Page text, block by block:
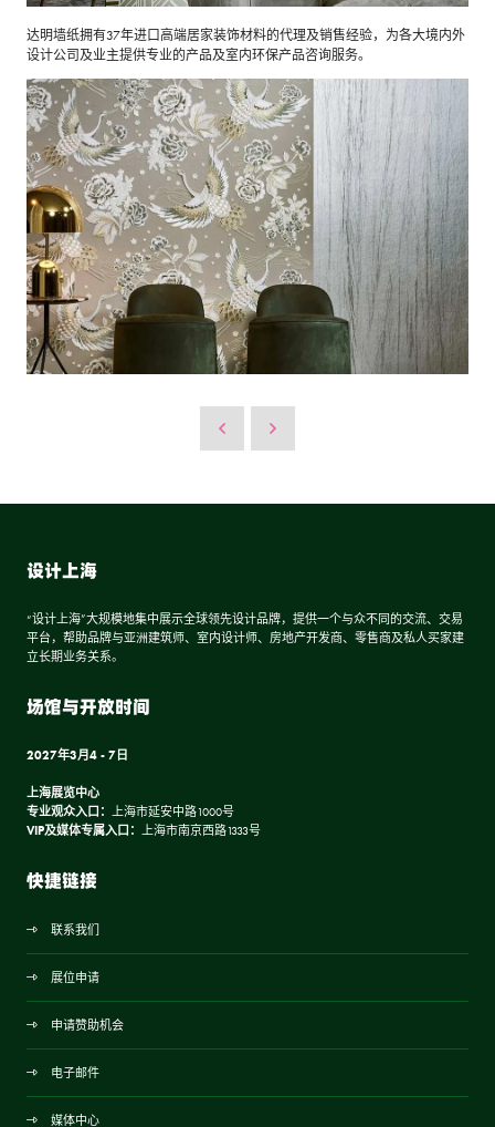
达明墙纸拥有37年进口高端居家装饰材料的代理及销售经验，为各大境内外
设计公司及业主提供专业的产品及室内环保产品咨询服务。
设计上海
“设计上海”大规模地集中展示全球领先设计品牌，提供一个与众不同的交流、交易
平台，帮助品牌与亚洲建筑师、室内设计师、房地产开发商、零售商及私人买家建
立长期业务关系。
场馆与开放时间
2027年3月4 - 7日
上海展览中心
专业观众入口： 上海市延安中路1000号
VIP及媒体专属入口： 上海市南京西路1333号
快捷链接
联系我们
展位申请
申请赞助机会
电子邮件
媒体中心